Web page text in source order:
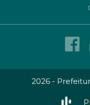
2026 -